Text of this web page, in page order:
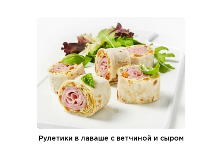
Рулетики в лаваше с ветчиной и сыром